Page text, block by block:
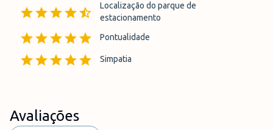
Localização do parque de
estacionamento
Pontualidade
Simpatia
Avaliações